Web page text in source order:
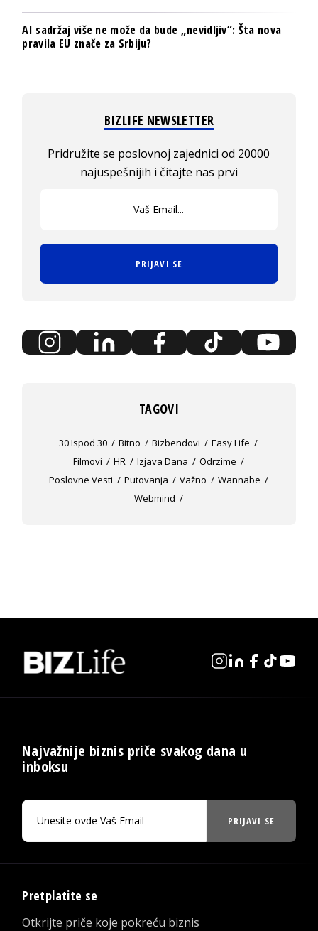
AI sadržaj više ne može da bude „nevidljiv“: Šta nova
pravila EU znače za Srbiju?
BIZLIFE NEWSLETTER
Pridružite se poslovnoj zajednici od 20000
najuspešnijih i čitajte nas prvi
PRIJAVI SE
TAGOVI
30 Ispod 30 Bitno Bizbendovi
Easy Life
Filmovi
HR Izjava Dana
Odrzime
Poslovne Vesti
Putovanja Važno
Wannabe
Webmind
Najvažnije biznis priče svakog dana u
inboksu
PRIJAVI SE
Pretplatite se
Otkrijte priče koje pokreću biznis